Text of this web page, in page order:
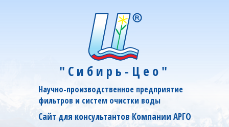
"Сибирь-Цео"
Научно-производственное предприятие
фильтров и систем очистки воды
Сайт для консультантов Компании АРГО